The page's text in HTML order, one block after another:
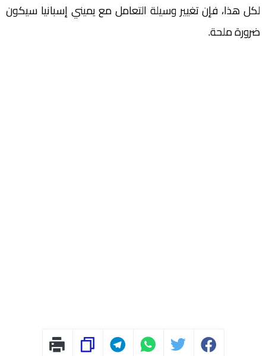
لكل هذا، فإن تغيير وسيلة التعامل مع يميني إسبانيا سيكون
ضرورة ملحة.